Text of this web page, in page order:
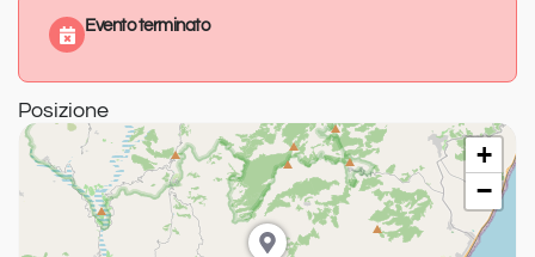
Evento terminato
Posizione
+
−